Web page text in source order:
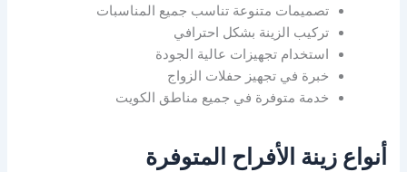
تصميمات متنوعة تناسب جميع المناسبات
تركيب الزينة بشكل احترافي
استخدام تجهيزات عالية الجودة
خبرة في تجهيز حفلات الزواج
خدمة متوفرة في جميع مناطق الكويت
أنواع زينة الأفراح المتوفرة